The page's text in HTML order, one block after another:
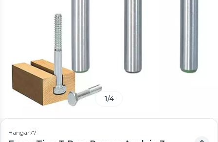
1/4
Hangar77